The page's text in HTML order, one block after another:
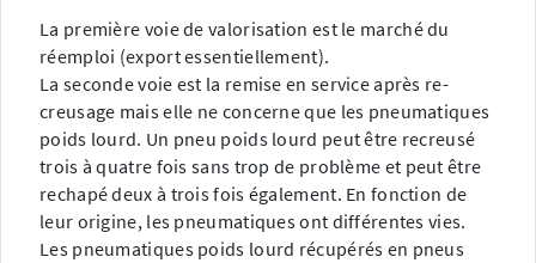
La première voie de valorisation est le marché du
réemploi (export essentiellement).
La seconde voie est la remise en service après re-
creusage mais elle ne concerne que les pneumatiques
poids lourd. Un pneu poids lourd peut être recreusé
trois à quatre fois sans trop de problème et peut être
rechapé deux à trois fois également. En fonction de
leur origine, les pneumatiques ont différentes vies.
Les pneumatiques poids lourd récupérés en pneus